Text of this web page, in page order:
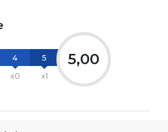
4
x0
5
x1
5,00